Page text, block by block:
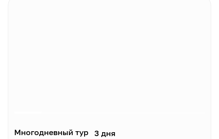
Многодневный тур 3 дня